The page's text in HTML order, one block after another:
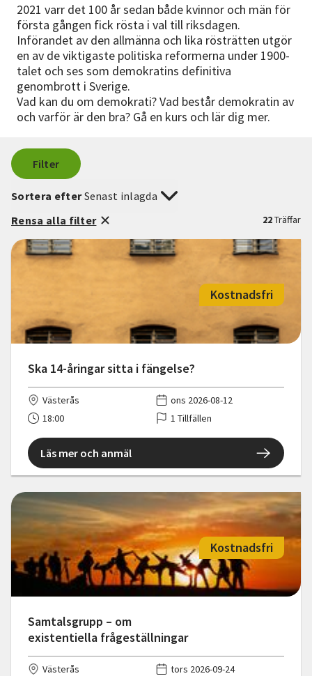
Avdelningar
Lyssna
2021 varr det 100 år sedan både kvinnor och män för
första gången fick rösta i val till riksdagen.
Införandet av den allmänna och lika rösträtten utgör
en av de viktigaste politiska reformerna under 1900-
talet och ses som demokratins definitiva
genombrott i Sverige.
Vad kan du om demokrati? Vad består demokratin av
och varför är den bra? Gå en kurs och lär dig mer.
Filter
22Träffar
Sortera efterSenast inlagda
Rensa alla filter
Ska 14-åringar sitta i fängelse?
Kostnadsfri
Västerås
ons 2026-08-12
18:00
1 Tillfällen
Läs mer och anmäl
Samtalsgrupp – om
existentiella frågeställningar
Kostnadsfri
Västerås
tors 2026-09-24